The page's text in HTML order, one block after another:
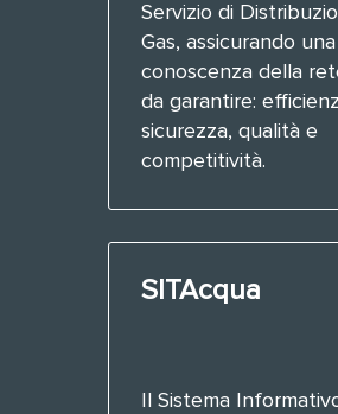
Servizio di
Gas, assicurando una
conoscenza della
da garantire:
sicurezza, qualità e
competitività.
SITAcqua
Il Sistema